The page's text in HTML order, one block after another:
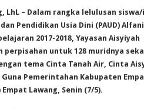
LhL – Dalam rangka lelulusan siswa/
Pendidikan Usia Dini (PAUD)
2017-2018, Yayasan Aisyiyah
perpisahan untuk 128 muridnya
tema Cinta Tanah Air, Cinta
Guna Pemerintahan Kabupaten
Empat Lawang, Senin (7/5).